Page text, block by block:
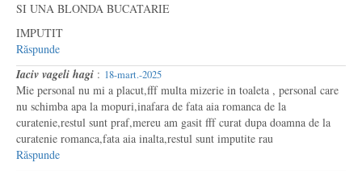
SI UNA BLONDA BUCATARIE
IMPUTIT
Răspunde
Iaciv vageli hagi : 18-mart.-2025
Mie personal nu mi a placut,fff multa mizerie in toaleta , personal care
nu schimba apa la mopuri,inafara de fata aia romanca de la
curatenie,restul sunt praf,mereu am gasit fff curat dupa doamna de la
curatenie romanca,fata aia inalta,restul sunt imputite rau
Răspunde